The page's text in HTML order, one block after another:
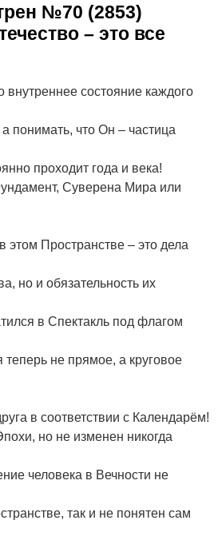
№70 (2853)
– это все
состояние каждого
понимать, что Он – частица
проходит года и века!
Суверена Мира или
этом Пространстве – это дела
но и обязательность их
в Спектакль под флагом
не прямое, а круговое
в соответствии с Календарём!
но не изменен никогда
человека в Вечности не
так и не понятен сам